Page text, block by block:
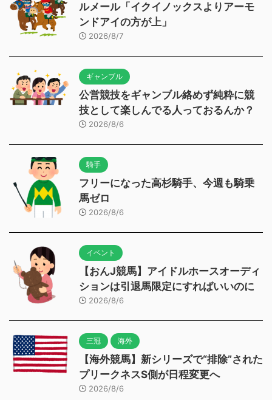
ルメール「イクイノックスよりアーモ
ンドアイの方が上」
2026/8/7
ギャンブル
公営競技をギャンブル絡めず純粋に競
技として楽しんでる人っておるんか？
2026/8/6
騎手
フリーになった高杉騎手、今週も騎乗
馬ゼロ
2026/8/6
イベント
【おんJ競馬】アイドルホースオーディ
ションは引退馬限定にすればいいのに
2026/8/6
三冠 海外
【海外競馬】新シリーズで“排除”された
プリークネスS側が日程変更へ
2026/8/6